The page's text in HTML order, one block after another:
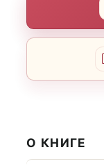
О КНИГЕ